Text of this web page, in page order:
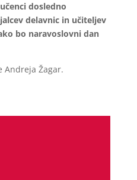
dosledno
delavnic in učiteljev
bo naravoslovni dan
Andreja Žagar.